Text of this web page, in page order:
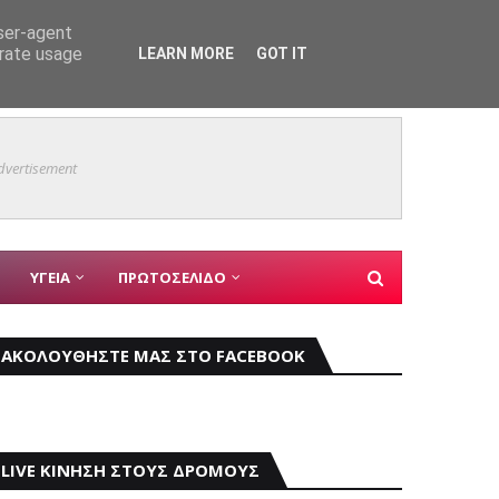
ΑΣΤΥΝΟΜΙΚΑ
ΥΓΕΙΑ ΠΡΩΤΟΣΕΛΙΔΟ
ΑΚΟΛΟΥΘΗΣΤΕ ΜΑΣ ΣΤΟ FACEBOOK
LIVE ΚΙΝΗΣΗ ΣΤΟΥΣ ΔΡΟΜΟΥΣ
agent
usage
LEARN MORE GOT IT